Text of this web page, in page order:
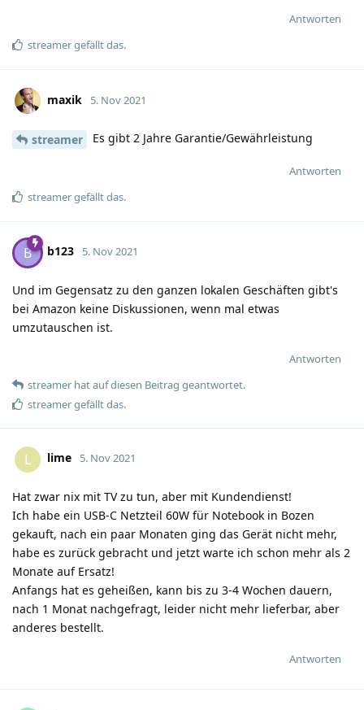
Antworten
streamergefällt das.
maxik 5. Nov 2021
streamer Es gibt 2 Jahre Garantie/Gewährleistung
Antworten
streamergefällt das.
B b123 5. Nov 2021
Und im Gegensatz zu den ganzen lokalen Geschäften gibt's
bei Amazon keine Diskussionen, wenn mal etwas
umzutauschen ist.
Antworten
streamer hatauf diesen Beitrag geantwortet.
streamergefällt das.
L lime 5. Nov 2021
Hat zwar nix mit TV zu tun, aber mit Kundendienst!
Ich habe ein USB-C Netzteil 60W für Notebook in Bozen
gekauft, nach ein paar Monaten ging das Gerät nicht mehr,
habe es zurück gebracht und jetzt warte ich schon mehr als 2
Monate auf Ersatz!
Anfangs hat es geheißen, kann bis zu 3-4 Wochen dauern,
nach 1 Monat nachgefragt, leider nicht mehr lieferbar, aber
anderes bestellt.
Antworten